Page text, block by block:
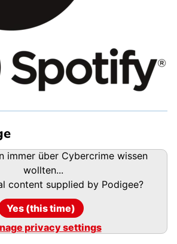
immer über Cybercrime wissen
wollten...
content supplied by Podigee?
Yes (this time)
privacy settings